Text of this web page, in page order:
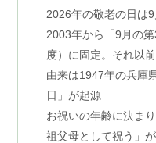
2026年の敬老の日は
2003年から「9月の
度）に固定。それ以
由来は1947年の兵庫
日」が起源
お祝いの年齢に決ま
祖父母として祝う」